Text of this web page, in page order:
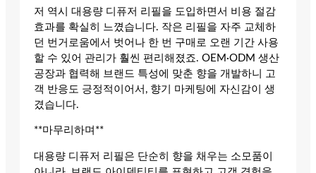
저 역시 대용량 디퓨저 리필을 도입하면서 비용 절감
효과를 확실히 느꼈습니다. 작은 리필을 자주 교체하
던 번거로움에서 벗어나 한 번 구매로 오랜 기간 사용
할 수 있어 관리가 훨씬 편리해졌죠. OEM·ODM 생산
공장과 협력해 브랜드 특성에 맞춘 향을 개발하니 고
객 반응도 긍정적이어서, 향기 마케팅에 자신감이 생
겼습니다.
**마무리하며**
대용량 디퓨저 리필은 단순히 향을 채우는 소모품이